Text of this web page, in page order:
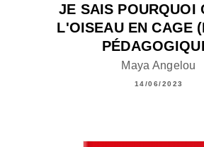
JE SAIS POURQUOI
L'OISEAU EN CAGE
Maya Angelou
14/06/2023